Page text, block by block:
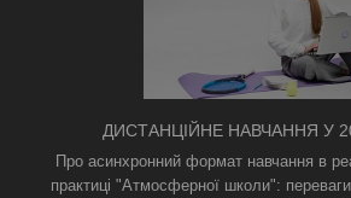
ДИСТАНЦІЙНЕ НАВЧАННЯ У
ТРИВОГАМИ ТА БЕЗ СВІТЛА: ЯК
ФОРМАТ РЯТУЄ ОСВІТНІЙ
Про асинхронний формат навчання в
практиці "Атмосферної школи": переваги